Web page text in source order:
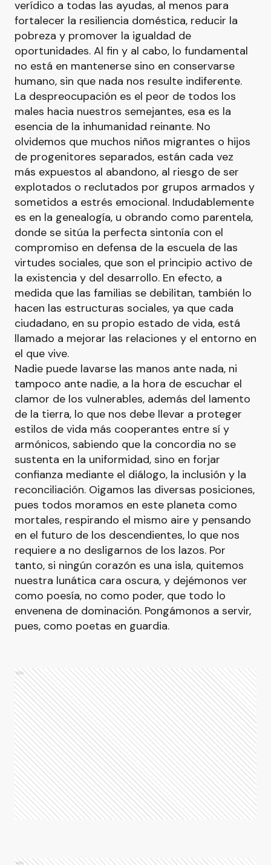
verídico a todas las ayudas, al menos para
fortalecer la resiliencia doméstica, reducir la
pobreza y promover la igualdad de
oportunidades. Al fin y al cabo, lo fundamental
no está en mantenerse sino en conservarse
humano, sin que nada nos resulte indiferente.
La despreocupación es el peor de todos los
males hacia nuestros semejantes, esa es la
esencia de la inhumanidad reinante. No
olvidemos que muchos niños migrantes o hijos
de progenitores separados, están cada vez
más expuestos al abandono, al riesgo de ser
explotados o reclutados por grupos armados y
sometidos a estrés emocional. Indudablemente
es en la genealogía, u obrando como parentela,
donde se sitúa la perfecta sintonía con el
compromiso en defensa de la escuela de las
virtudes sociales, que son el principio activo de
la existencia y del desarrollo. En efecto, a
medida que las familias se debilitan, también lo
hacen las estructuras sociales, ya que cada
ciudadano, en su propio estado de vida, está
llamado a mejorar las relaciones y el entorno en
el que vive.
Nadie puede lavarse las manos ante nada, ni
tampoco ante nadie, a la hora de escuchar el
clamor de los vulnerables, además del lamento
de la tierra, lo que nos debe llevar a proteger
estilos de vida más cooperantes entre sí y
armónicos, sabiendo que la concordia no se
sustenta en la uniformidad, sino en forjar
confianza mediante el diálogo, la inclusión y la
reconciliación. Oigamos las diversas posiciones,
pues todos moramos en este planeta como
mortales, respirando el mismo aire y pensando
en el futuro de los descendientes, lo que nos
requiere a no desligarnos de los lazos. Por
tanto, si ningún corazón es una isla, quitemos
nuestra lunática cara oscura, y dejémonos ver
como poesía, no como poder, que todo lo
envenena de dominación. Pongámonos a servir,
pues, como poetas en guardia.
Ads
Ads